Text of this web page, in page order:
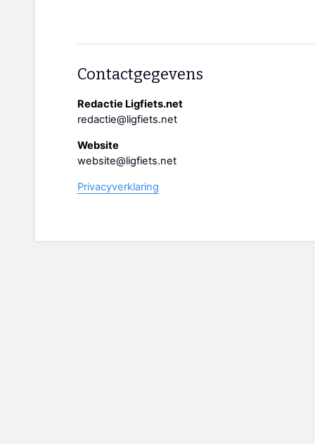
Contactgegevens
Redactie Ligfiets.net
redactie@ligfiets.net
Website
website@ligfiets.net
Privacyverklaring